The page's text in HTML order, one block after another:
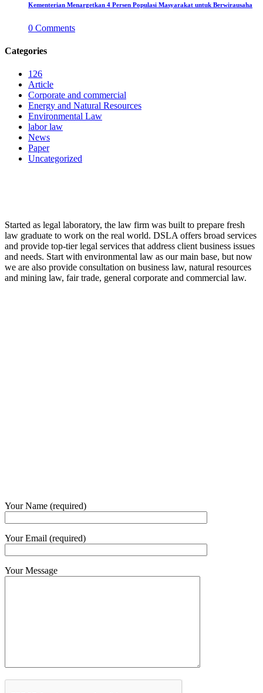
Kementerian Menargetkan 4 Persen Populasi Masyarakat untuk Berwirausaha
0 Comments
Categories
126
Article
Corporate and commercial
Energy and Natural Resources
Environmental Law
labor law
News
Paper
Uncategorized
Started as legal laboratory, the law firm was built to prepare fresh
law graduate to work on the real world. DSLA offers broad services
and provide top-tier legal services that address client business issues
and needs. Start with environmental law as our main base, but now
we are also provide consultation on business law, natural resources
and mining law, fair trade, general corporate and commercial law.
Your Name (required)
Your Email (required)
Your Message